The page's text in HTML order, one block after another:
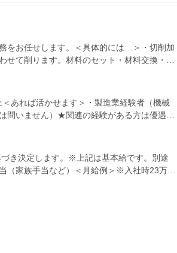
をお任せします。＜具体的には…＞・切削加
せて削ります。材料のセット・材料交換・工
作業です。・パーツの検査目視確認／測定機
視で行う検査業務からお任せします。パー
てきたら…＞約3ヶ月後、機械オペレーター
ます。量産に向けた試作品の、測定機器を用
でリーダーや管理職も目指せます。基本的
社に異動して設計・技術部門や品質管理部門
行います。1日の中で加工と検査の業務が
、午前・昼・午後と3回の休憩があります。
けます。
あれば活かせます＞・製造業経験者（機械
問いません）★関連の経験がある方は優遇し
・パーツの細かいチェックなどを丁寧に行
でこつこつ働いていきたい方・質問や確認な
★作業自体は黙々と行います。先輩社員への
き決定します。※上記は基本給です。別途
（家族手当など）＜月給例＞※入社時23万円